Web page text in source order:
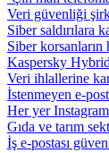
Veri güvenliği
Siber saldırılara
Siber
Kaspersky
Veri ihlallerine
İstenmeyen e-
Her yer
Gıda ve tarım
İş e-postası